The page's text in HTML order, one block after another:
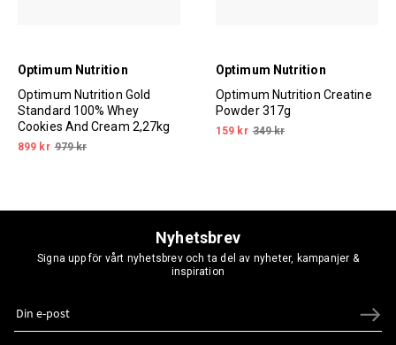
Optimum Nutrition
Optimum Nutrition Gold
Standard 100% Whey
Cookies And Cream 2,27kg
899 kr 979 kr
Optimum Nutrition
Optimum Nutrition Creatine
Powder 317g
159 kr 349 kr
Nyhetsbrev
Signa upp för vårt nyhetsbrev och ta del av nyheter, kampanjer &
inspiration